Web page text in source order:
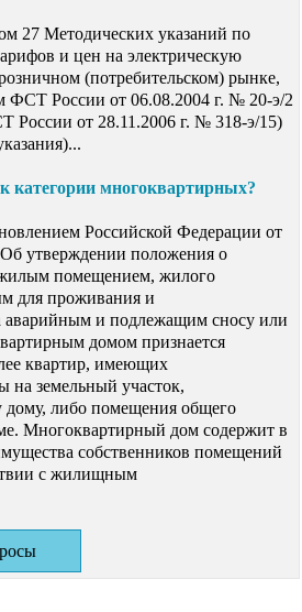
27 Методических указаний по
и цен на электрическую
(потребительском) рынке,
ФСТ России от 06.08.2004 г. № 20-э/2
России от 28.11.2006 г. № 318-э/15)
категории многоквартирных?
Российской Федерации от
утверждении положения о
помещением, жилого
для проживания и
аварийным и подлежащим сносу или
домом признается
квартир, имеющих
на земельный участок,
либо помещения общего
Многоквартирный дом содержит в
собственников помещений
с жилищным